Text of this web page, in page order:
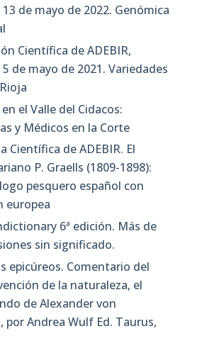
de mayo de 2022. Genómica
Científica de ADEBIR,
de mayo de 2021. Variedades
el Valle del Cidacos:
y Médicos en la Corte
Científica de ADEBIR. El
P. Graells (1809-1898):
pesquero español con
europea
6ª edición. Más de
sin significado.
epicúreos. Comentario del
de la naturaleza, el
de Alexander von
por Andrea Wulf Ed. Taurus,